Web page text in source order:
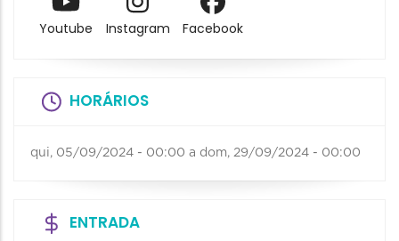
Youtube Instagram Facebook
HORÁRIOS
qui, 05/09/2024 - 00:00 a dom, 29/09/2024 - 00:00
ENTRADA